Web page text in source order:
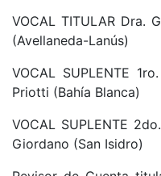
VO­CAL TI­TU­LAR Dra.
(A­ve­lla­ne­da-­La­nús)
VO­CAL SU­PLEN­TE
Prio­tti (Bahía Blan­ca)
VO­CAL SU­PLEN­TE
Gior­dano (San Isi­dro)